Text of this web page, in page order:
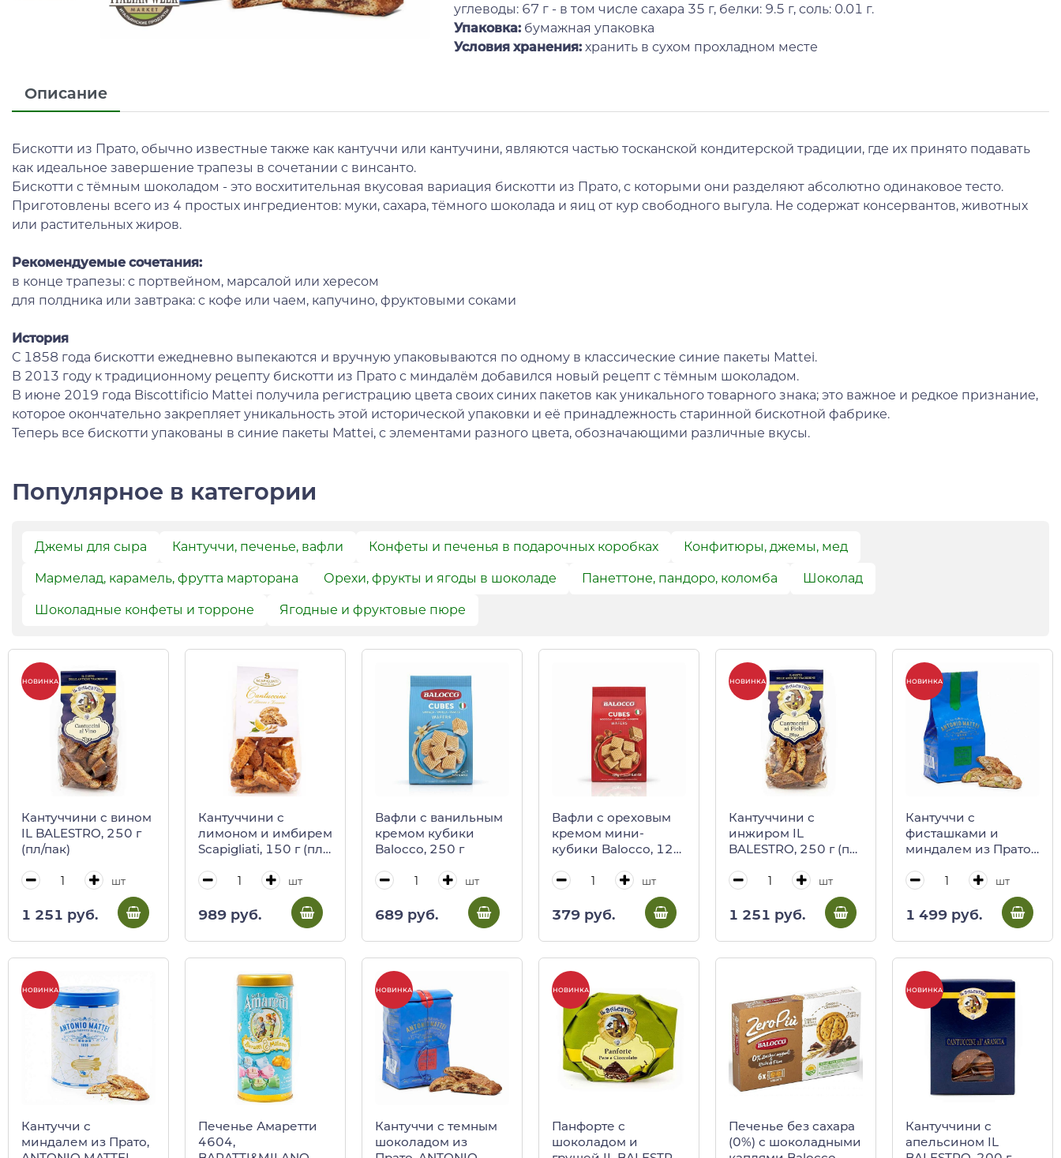
углеводы: 67 г - в том числе сахара 35 г, белки: 9.5 г, соль: 0.01 г.
Упаковка: бумажная упаковка
Условия хранения: хранить в сухом прохладном месте
Описание
Бискотти из Прато, обычно известные также как кантуччи или кантучини, являются частью тосканской кондитерской традиции, где их принято подавать
как идеальное завершение трапезы в сочетании с винсанто.
Бискотти с тёмным шоколадом - это восхитительная вкусовая вариация бискотти из Прато, с которыми они разделяют абсолютно одинаковое тесто.
Приготовлены всего из 4 простых ингредиентов: муки, сахара, тёмного шоколада и яиц от кур свободного выгула. Не содержат консервантов, животных
или растительных жиров.
Рекомендуемые сочетания:
в конце трапезы: с портвейном, марсалой или хересом
для полдника или завтрака: с кофе или чаем, капучино, фруктовыми соками
История
С 1858 года бискотти ежедневно выпекаются и вручную упаковываются по одному в классические синие пакеты Mattei.
В 2013 году к традиционному рецепту бискотти из Прато с миндалём добавился новый рецепт с тёмным шоколадом.
В июне 2019 года Biscottificio Mattei получила регистрацию цвета своих синих пакетов как уникального товарного знака; это важное и редкое признание,
которое окончательно закрепляет уникальность этой исторической упаковки и её принадлежность старинной бискотной фабрике.
Теперь все бискотти упакованы в синие пакеты Mattei, с элементами разного цвета, обозначающими различные вкусы.
Популярное в категории
Джемы для сыра Кантуччи, печенье, вафли Конфеты и печенья в подарочных коробках Конфитюры, джемы, мед
Мармелад, карамель, фрутта марторана Орехи, фрукты и ягоды в шоколаде Панеттоне, пандоро, коломба Шоколад
Шоколадные конфеты и торроне Ягодные и фруктовые пюре
НОВИНКА
Кантуччини с вином
IL BALESTRO, 250 г
(пл/пак)
шт
1 251 руб.
Кантуччини с
лимоном и имбирем
Scapigliati, 150 г (пл/
шт
989 руб.
Вафли с ванильным
кремом кубики
Balocco, 250 г
шт
689 руб.
Вафли с ореховым
кремом мини-
кубики Balocco, 125
шт
379 руб.
НОВИНКА
Кантуччини с
инжиром IL
BALESTRO, 250 г (пл/
шт
1 251 руб.
НОВИНКА
Кантуччи с
фисташками и
миндалем из Прато,
125 г
шт
1 499 руб.
НОВИНКА
Кантуччи с
миндалем из Прато,
Печенье Амаретти
4604,
НОВИНКА
Кантуччи с темным
шоколадом из
НОВИНКА
Панфорте с
шоколадом и
Печенье без сахара
(0%) с шоколадными
НОВИНКА
Кантуччини с
апельсином IL